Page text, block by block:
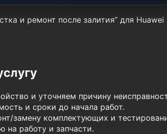
и ремонт после залития” для
и уточняем причину
и сроки до начала работ.
замену комплектующих и
на работу и запчасти.